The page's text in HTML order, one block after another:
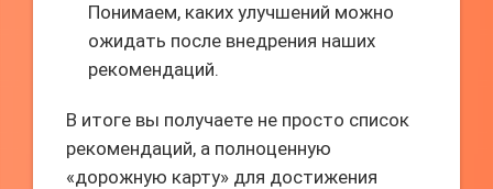
Понимаем, каких улучшений можно
ожидать после внедрения наших
рекомендаций.
В итоге вы получаете не просто список
рекомендаций, а полноценную
«дорожную карту» для достижения